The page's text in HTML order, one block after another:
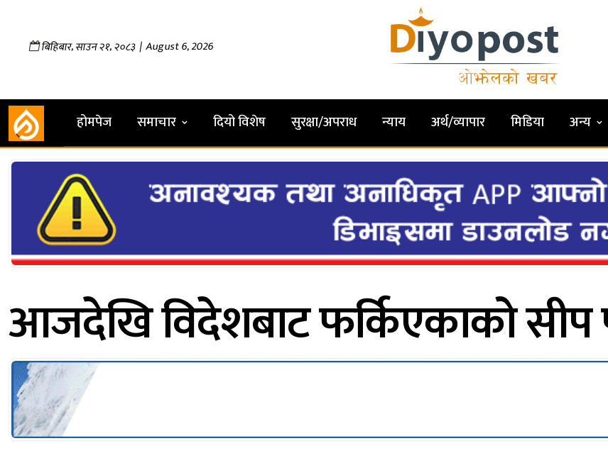
बिहिबार,साउन२१,२०८३| August 6, 2026
होमपेज समाचार दियो विशेष सुरक्षा/अपराध न्याय अर्थ/व्यापार मिडिया अन्य
आजदेखि विदेशबाट फर्किएकाको सीप